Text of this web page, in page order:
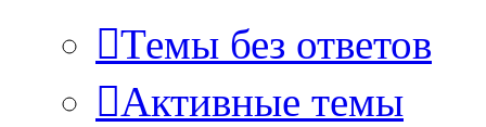
Темы без ответов
Активные темы